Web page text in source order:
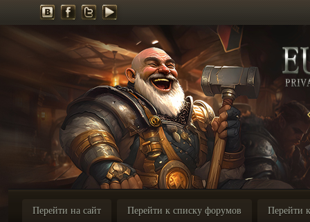
Перейти на сайт Перейти к списку форумов Перейти